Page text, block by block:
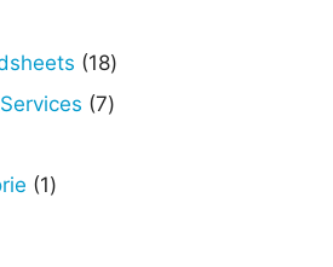
producten1818
producten
77
11